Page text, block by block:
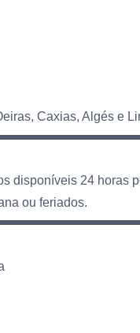
Caxias, Algés e
disponíveis 24 horas
ou feriados.